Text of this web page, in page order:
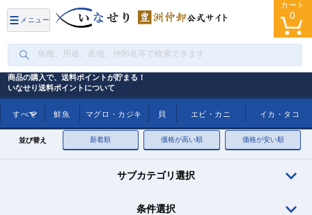
メニュー
カート
0
商品の購入で、送料ポイントが貯まる！
いなせり送料ポイントについて
すべて 鮮魚 マグロ・カジキ 貝 エビ・カニ イカ・タコ
トップ アサリ･シジミ･ハマグリ
並び替え 新着順 価格が高い順 価格が安い順
サブカテゴリ選択
条件選択